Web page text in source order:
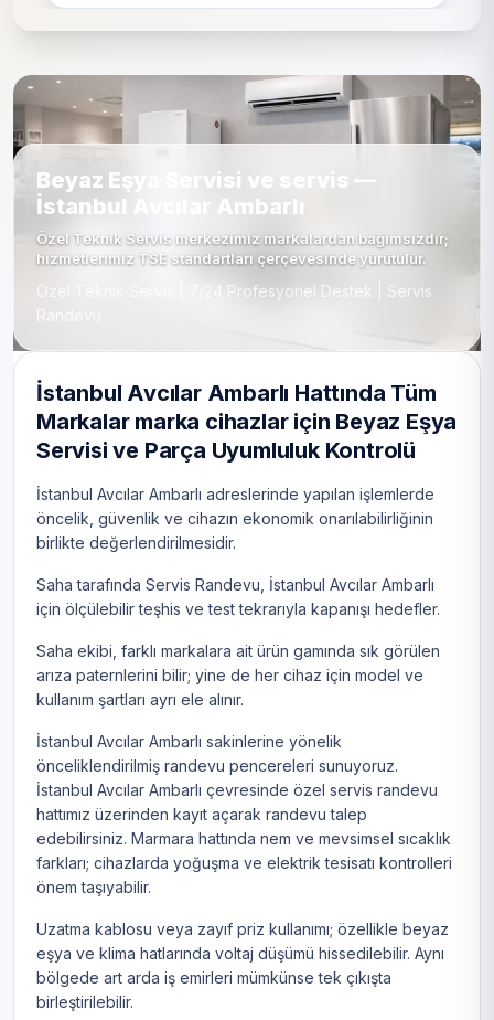
Beyaz Eşya Servisi ve servis —
İstanbul Avcılar Ambarlı
Özel Teknik Servis merkezimiz markalardan bağımsızdır;
hizmetlerimiz TSE standartları çerçevesinde yürütülür.
Özel Teknik Servis | 7/24 Profesyonel Destek | Servis
İstanbul Avcılar Ambarlı Hattında Tüm
Markalar marka cihazlar için Beyaz Eşya
Servisi ve Parça Uyumluluk Kontrolü
İstanbul Avcılar Ambarlı adreslerinde yapılan işlemlerde
öncelik, güvenlik ve cihazın ekonomik onarılabilirliğinin
birlikte değerlendirilmesidir.
Saha tarafında Servis Randevu, İstanbul Avcılar Ambarlı
için ölçülebilir teşhis ve test tekrarıyla kapanışı hedefler.
Saha ekibi, farklı markalara ait ürün gamında sık görülen
arıza paternlerini bilir; yine de her cihaz için model ve
kullanım şartları ayrı ele alınır.
İstanbul Avcılar Ambarlı sakinlerine yönelik
önceliklendirilmiş randevu pencereleri sunuyoruz.
İstanbul Avcılar Ambarlı çevresinde özel servis randevu
hattımız üzerinden kayıt açarak randevu talep
edebilirsiniz. Marmara hattında nem ve mevsimsel sıcaklık
farkları; cihazlarda yoğuşma ve elektrik tesisatı kontrolleri
önem taşıyabilir.
Uzatma kablosu veya zayıf priz kullanımı; özellikle beyaz
eşya ve klima hatlarında voltaj düşümü hissedilebilir. Aynı
bölgede art arda iş emirleri mümkünse tek çıkışta
birleştirilebilir.